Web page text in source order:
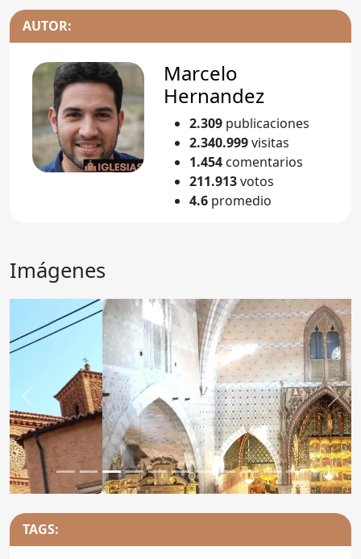
AUTOR:
Marcelo
Hernandez
2.309 publicaciones
2.340.999visitas
1.454 comentarios
211.913votos
4.6 promedio
Imágenes
Anterior
TAGS: